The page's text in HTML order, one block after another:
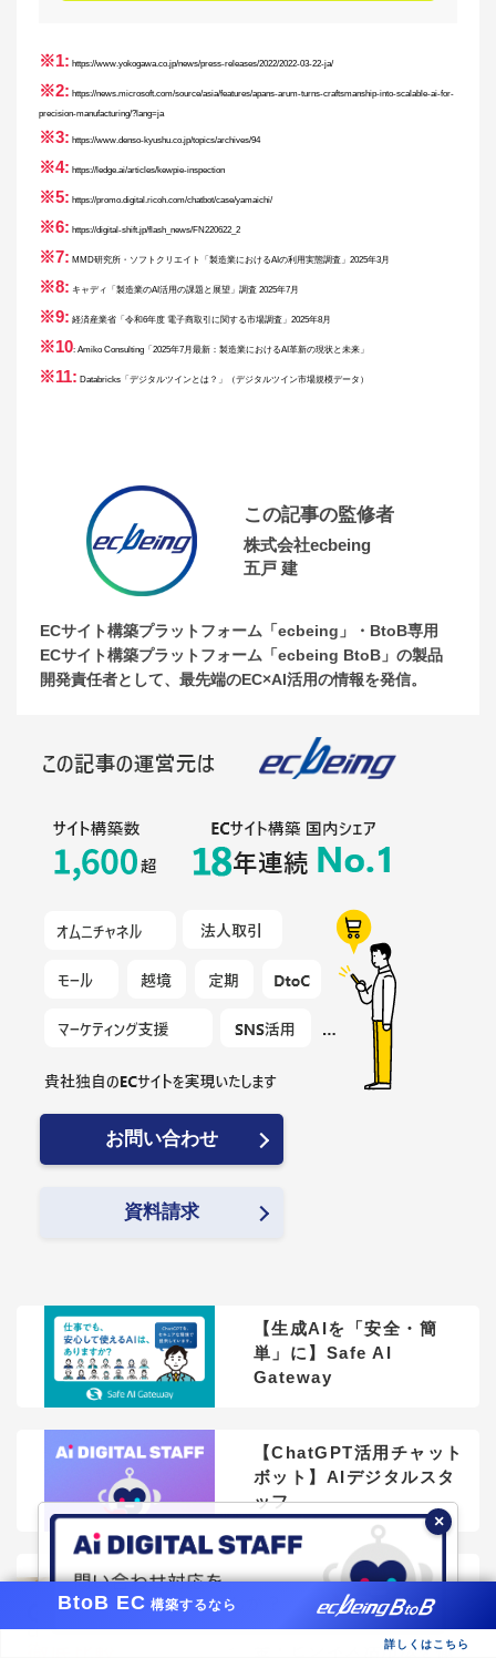
BtoB EC 構築するなら
詳しくはこちら
※1: https://www.yokogawa.co.jp/news/press-releases/2022/2022-03-22-ja/
※2: https://news.microsoft.com/source/asia/features/apans-arum-turns-craftsmanship-into-scalable-ai-for-
precision-manufacturing/?lang=ja
※3: https://www.denso-kyushu.co.jp/topics/archives/94
※4: https://ledge.ai/articles/kewpie-inspection
※5: https://promo.digital.ricoh.com/chatbot/case/yamaichi/
※6: https://digital-shift.jp/flash_news/FN220622_2
※7: MMD研究所・ソフトクリエイト「製造業におけるAIの利用実態調査」2025年3月
※8: キャディ「製造業のAI活用の課題と展望」調査 2025年7月
※9: 経済産業省「令和6年度 電子商取引に関する市場調査」2025年8月
※10: Amiko Consulting「2025年7月最新：製造業におけるAI革新の現状と未来」
※11: Databricks「デジタルツインとは？」（デジタルツイン市場規模データ）
この記事の監修者
株式会社ecbeing
五戸 建
ECサイト構築プラットフォーム「ecbeing」・BtoB専用
ECサイト構築プラットフォーム「ecbeing BtoB」の製品
開発責任者として、最先端のEC×AI活用の情報を発信。
お問い合わせ
資料請求
【生成AIを「安全・簡
単」に】Safe AI
Gateway
【ChatGPT活用チャット
ボット】AIデジタルスタ
ッフ
GoogleのAIチャット
「Gemini」とは？
ChatGPTとの違い・料
金・ビジネス活用法を徹
×